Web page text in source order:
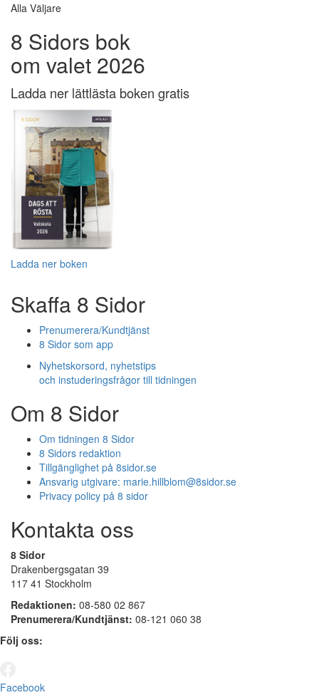
Alla Väljare
8 Sidors bok
om valet 2026
Ladda ner lättlästa boken gratis
Ladda ner boken
Skaffa 8 Sidor
Prenumerera/Kundtjänst
8 Sidor som app
Nyhetskorsord, nyhetstips
och instuderingsfrågor till tidningen
Om 8 Sidor
Om tidningen 8 Sidor
8 Sidors redaktion
Tillgänglighet på 8sidor.se
Ansvarig utgivare: marie.hillblom@8sidor.se
Privacy policy på 8 sidor
Kontakta oss
8 Sidor
Drakenbergsgatan 39
117 41 Stockholm
Redaktionen: 08-580 02 867
Prenumerera/Kundtjänst: 08-121 060 38
Följ oss:
Facebook